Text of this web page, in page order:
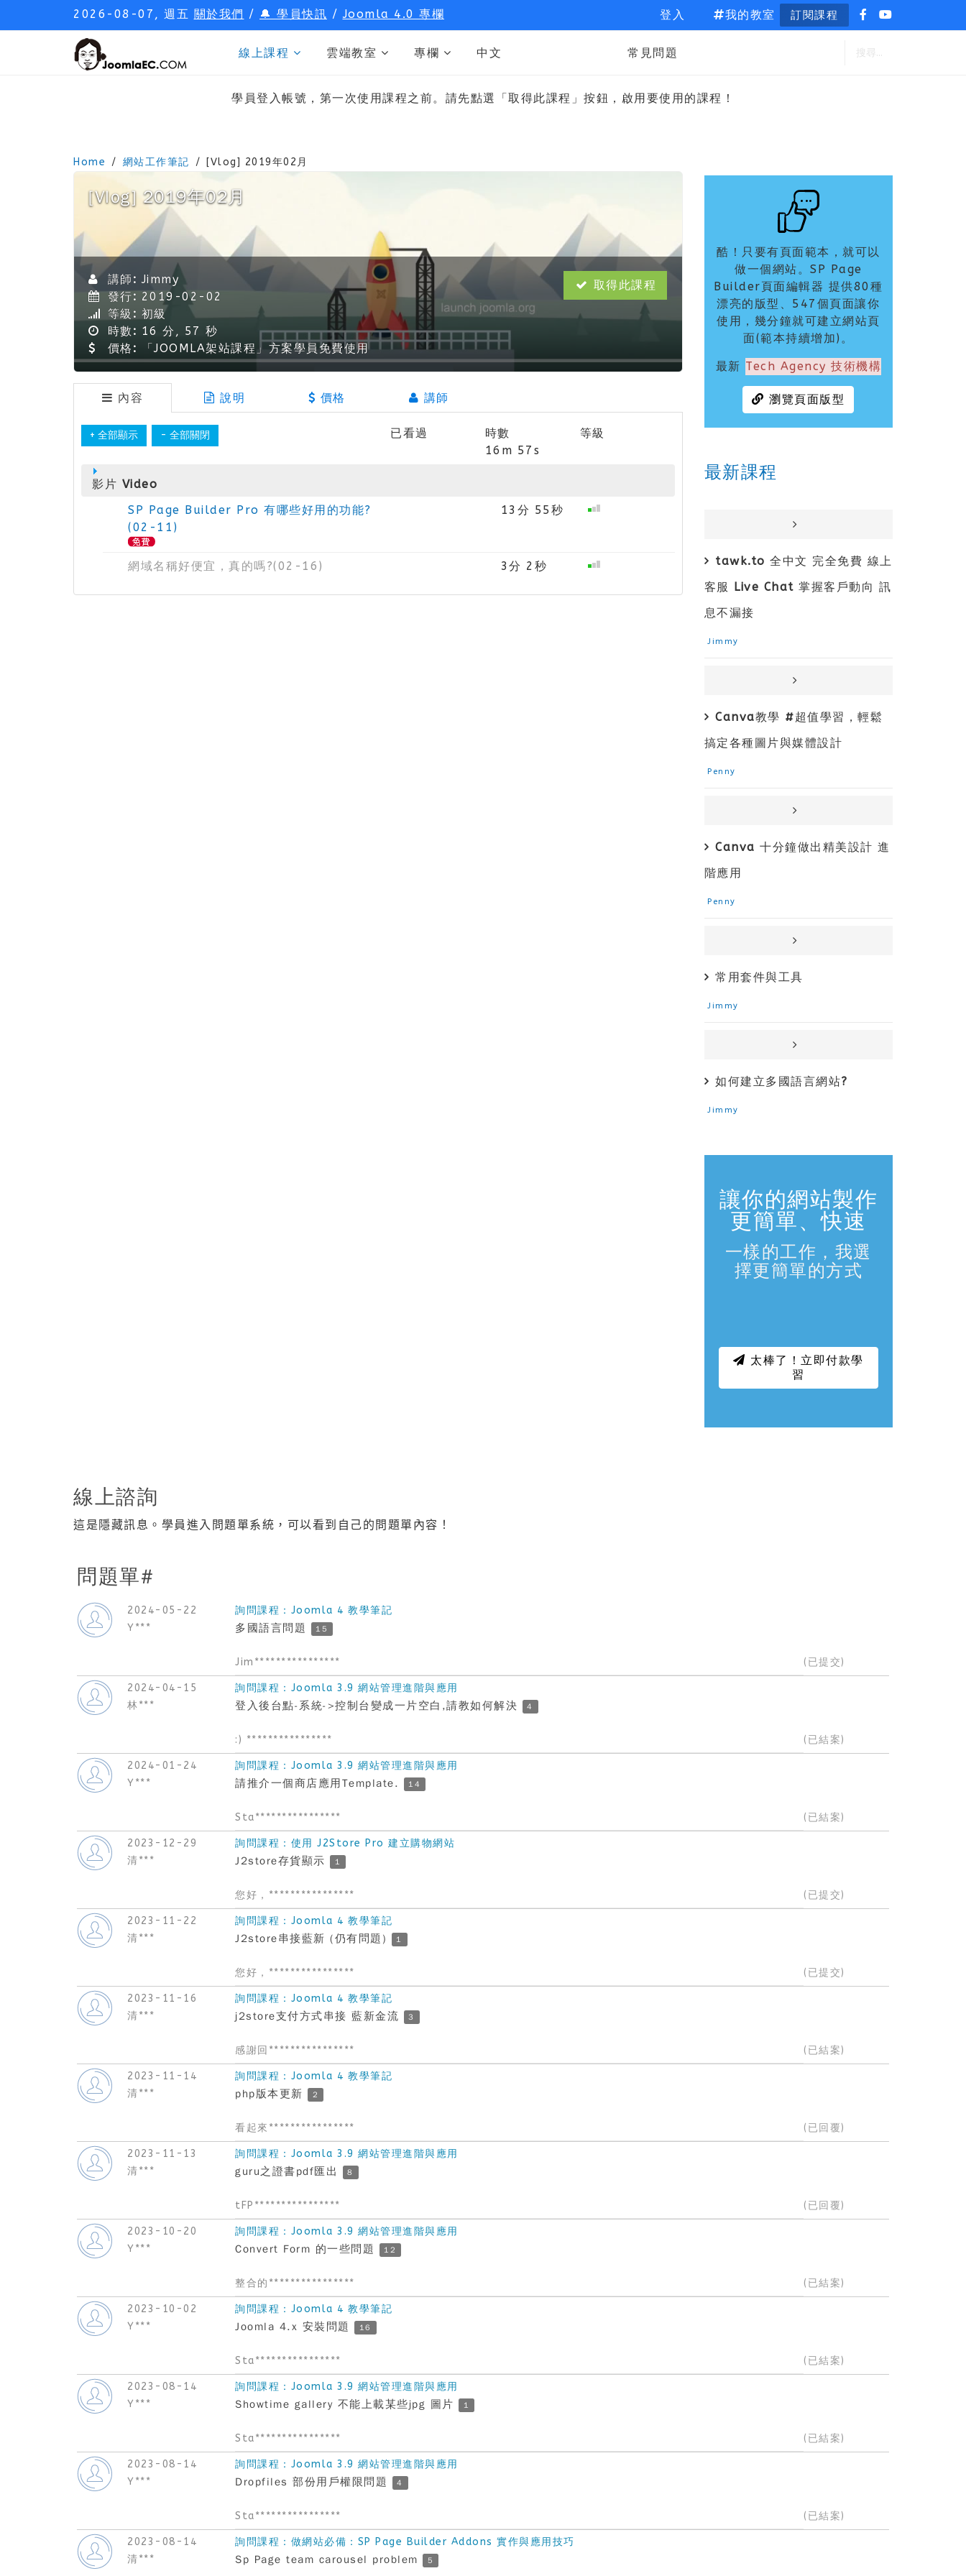
2026-08-07, 週五 關於我們 / 🔔 學員快訊 /Joomla 4.0 專欄 登入 我的教室 訂閱課程
線上課程 雲端教室 專欄 中文 常見問題
學員登入帳號，第一次使用課程之前。請先點選「取得此課程」按鈕，啟用要使用的課程！
Home 網站工作筆記 [Vlog] 2019年02月
[Vlog] 2019年02月
講師: Jimmy
發行: 2019-02-02
等級: 初級
時數: 16 分, 57 秒
價格: 「JOOMLA架站課程」方案學員免費使用
取得此課程
內容 說明 價格 講師
已看過
時數
16m 57s
等級
影片 Video
SP Page Builder Pro 有哪些好用的功能?
(02-11)
13分 55秒
網域名稱好便宜，真的嗎?(02-16) 3分 2秒
酷！只要有頁面範本，就可以
做一個網站。SP Page
Builder頁面編輯器 提供80種
漂亮的版型、547個頁面讓你
使用，幾分鐘就可建立網站頁
面(範本持續增加)。
最新 Tech Agency 技術機構
瀏覽頁面版型
最新課程
tawk.to 全中文 完全免費 線上
客服 Live Chat 掌握客戶動向 訊
息不漏接
Jimmy
Canva教學 #超值學習，輕鬆
搞定各種圖片與媒體設計
Penny
Canva 十分鐘做出精美設計 進
階應用
Penny
常用套件與工具
Jimmy
如何建立多國語言網站?
Jimmy
讓你的網站製作
更簡單、快速
一樣的工作，我選
擇更簡單的方式
太棒了！立即付款學
習
線上諮詢
這是隱藏訊息。學員進入問題單系統，可以看到自己的問題單內容！
問題單#
2024-05-22
Y***
詢問課程：Joomla 4 教學筆記
多國語言問題 15
Jim**************** (已提交)
2024-04-15
林***
詢問課程：Joomla 3.9 網站管理進階與應用
登入後台點-系統->控制台變成一片空白,請教如何解決 4
:) **************** (已結案)
2024-01-24
Y***
詢問課程：Joomla 3.9 網站管理進階與應用
請推介一個商店應用Template. 14
Sta**************** (已結案)
2023-12-29
清***
詢問課程：使用 J2Store Pro 建立購物網站
J2store存貨顯示 1
您好，**************** (已提交)
2023-11-22
清***
詢問課程：Joomla 4 教學筆記
J2store串接藍新 (仍有問題) 1
您好，**************** (已提交)
2023-11-16
清***
詢問課程：Joomla 4 教學筆記
j2store支付方式串接 藍新金流 3
感謝回**************** (已結案)
2023-11-14
清***
詢問課程：Joomla 4 教學筆記
php版本更新 2
看起來**************** (已回覆)
2023-11-13
清***
詢問課程：Joomla 3.9 網站管理進階與應用
guru之證書pdf匯出 8
tFP**************** (已回覆)
2023-10-20
Y***
詢問課程：Joomla 3.9 網站管理進階與應用
Convert Form 的一些問題 12
整合的**************** (已結案)
2023-10-02
Y***
詢問課程：Joomla 4 教學筆記
Joomla 4.x 安裝問題 16
Sta**************** (已結案)
2023-08-14
Y***
詢問課程：Joomla 3.9 網站管理進階與應用
Showtime gallery 不能上載某些jpg 圖片 1
Sta**************** (已結案)
2023-08-14
Y***
詢問課程：Joomla 3.9 網站管理進階與應用
Dropfiles 部份用戶權限問題 4
Sta**************** (已結案)
2023-08-14
清***
詢問課程：做網站必備：SP Page Builder Addons 實作與應用技巧
Sp Page team carousel problem 5